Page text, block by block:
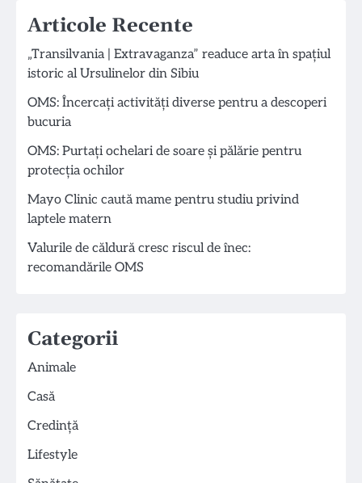
Articole Recente
„Transilvania | Extravaganza” readuce arta în spațiul
istoric al Ursulinelor din Sibiu
OMS: Încercați activități diverse pentru a descoperi
bucuria
OMS: Purtați ochelari de soare și pălărie pentru
protecția ochilor
Mayo Clinic caută mame pentru studiu privind
laptele matern
Valurile de căldură cresc riscul de înec:
recomandările OMS
Categorii
Animale
Casă
Credință
Lifestyle